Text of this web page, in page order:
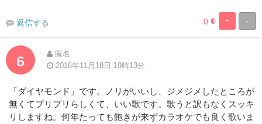
-
+
0%100%
0
返信する
6
匿名
2016年11月18日 19時13分
「ダイヤモンド」です。ノリがいいし、ジメジメしたところが
無くてプリプリらしくて、いい歌です。歌うと訳もなくスッキ
リしますね。何年たっても飽きが来ずカラオケでも良く歌いま